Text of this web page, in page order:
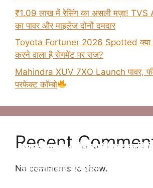
₹1.09 लाख में रेसिंग का असली मज़ा! TVS
का पावर और माइलेज दोनों दमदार
Toyota Fortuner 2026 Spotted क्या
करने वाला है सेगमेंट पर राज?
Mahindra XUV 7XO Launch पावर,
परफेक्ट कॉम्बो
Recent
No comments to show.
Tata Altroz 2025 फेसलिफ्ट–जानिए
टचस्क्रीन और नए फीचर्स
न्यू Maruti Suzuki Brezza 2025
न्यू Kia Clavis सेगमेंट की बेस्ट कार होंगी जल्द